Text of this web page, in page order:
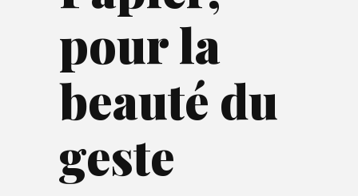
pour la
beauté du
geste